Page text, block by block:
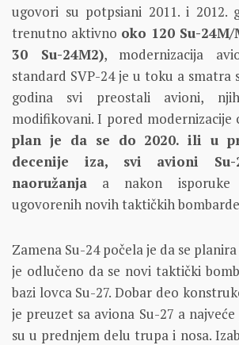
ugovori su potpsiani 2011. i 2012.
trenutno aktivno oko 120 Su-
30 Su-24M2), modernizacija
standard SVP-24 je u toku a smatra
godina svi preostali avioni,
modifikovani. I pored modernizacije
plan je da se do 2020. ili u
decenije iza, svi avioni
naoružanja a nakon
ugovorenih novih taktičkih
Zamena Su-24 počela je da se
je odlučeno da se novi taktički
bazi lovca Su-27. Dobar deo
je preuzet sa aviona Su-27 a
su u prednjem delu trupa i nosa.